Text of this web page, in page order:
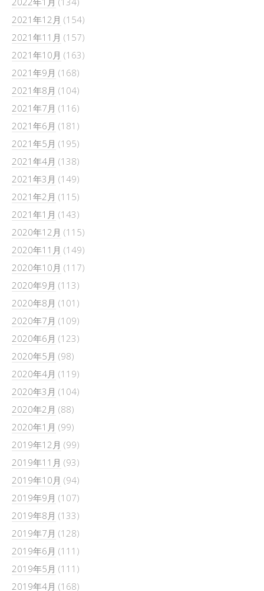
2021年12月 (154)
2021年11月 (157)
2021年10月 (163)
2021年9月 (168)
2021年8月 (104)
2021年7月 (116)
2021年6月 (181)
2021年5月 (195)
2021年4月 (138)
2021年3月 (149)
2021年2月 (115)
2021年1月 (143)
2020年12月 (115)
2020年11月 (149)
2020年10月 (117)
2020年9月 (113)
2020年8月 (101)
2020年7月 (109)
2020年6月 (123)
2020年5月 (98)
2020年4月 (119)
2020年3月 (104)
2020年2月 (88)
2020年1月 (99)
2019年12月 (99)
2019年11月 (93)
2019年10月 (94)
2019年9月 (107)
2019年8月 (133)
2019年7月 (128)
2019年6月 (111)
2019年5月 (111)
2019年4月 (168)